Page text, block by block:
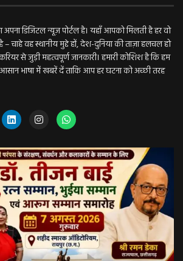
डिजिटल न्यूज़ पोर्टल है। यहाँ आपको मिलती है हर वो
वह स्थानीय मुद्दे हों, देश-दुनिया की ताज़ा हलचल हो
से जुड़ी महत्वपूर्ण जानकारी। हमारी कोशिश है कि हम
भाषा में खबरें दें ताकि आप हर घटना को अच्छी तरह